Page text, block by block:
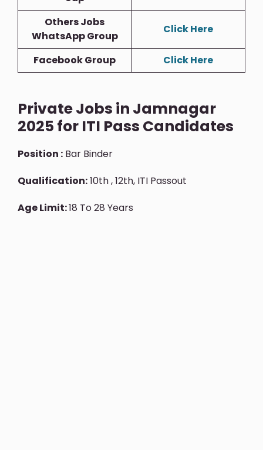
Others Jobs
WhatsApp Group
Click Here
Facebook Group Click Here
Private Jobs in Jamnagar
2025 for ITI Pass Candidates
Position : Bar Binder
Qualification:10th , 12th, ITI Passout
Age Limit:18 To 28 Years